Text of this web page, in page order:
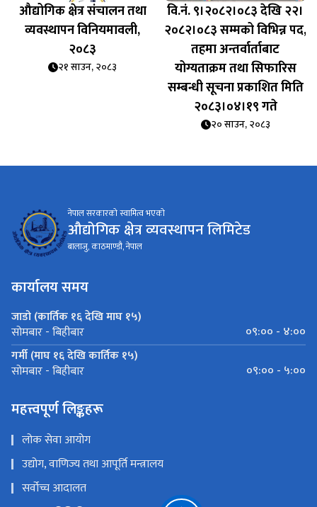
औद्योगिक क्षेत्र संचालन तथा
व्यवस्थापन विनियमावली,
२०८३
२१ साउन, २०८३
वि.नं. ९।२०८२।०८३ देखि २२।
२०८२।०८३ सम्मको विभिन्न पद,
तहमा अन्तर्वार्ताबाट
योग्यताक्रम तथा सिफारिस
सम्बन्धी सूचना प्रकाशित मिति
२०८३।०४।१९ गते
२० साउन, २०८३
नेपाल सरकारको स्वामित्व भएको
औद्योगिक क्षेत्र व्यवस्थापन लिमिटेड
बालाजु, काठमाण्डौ, नेपाल
कार्यालय समय
जाडो (कार्तिक १६ देखि माघ १५)
सोमबार - बिहीबार
०९:०० - ४:००
गर्मी (माघ १६ देखि कार्तिक १५)
सोमबार - बिहीबार ०९:०० - ५:००
महत्त्वपूर्ण लिङ्कहरू
लोक सेवा आयोग
उद्योग, वाणिज्य तथा आपूर्ति मन्त्रालय
सर्वोच्च आदालत